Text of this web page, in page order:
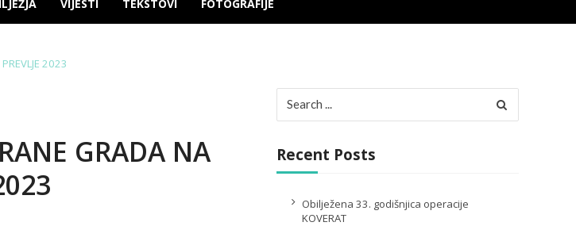
VIJESTI TEKSTOVI FOTOGRAFIJE
2023
GRADA NA
for:
Recent Posts
Obilježena 33. godišnjica operacije
KOVERAT